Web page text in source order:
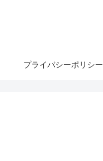
プライバシーポリシー